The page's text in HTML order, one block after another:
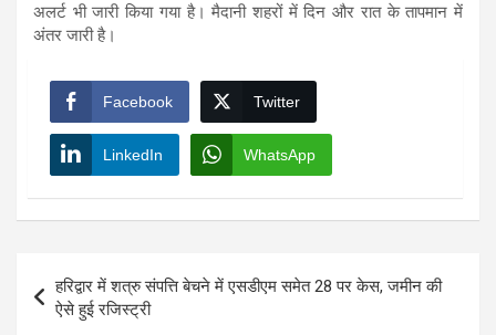
अलर्ट भी जारी किया गया है। मैदानी शहरों में दिन और रात के तापमान में
अंतर जारी है।
Facebook Twitter
LinkedIn WhatsApp
navigation
हरिद्वार में शत्रु संपत्ति बेचने में एसडीएम समेत 28 पर केस, जमीन की
ऐसे हुई रजिस्ट्री